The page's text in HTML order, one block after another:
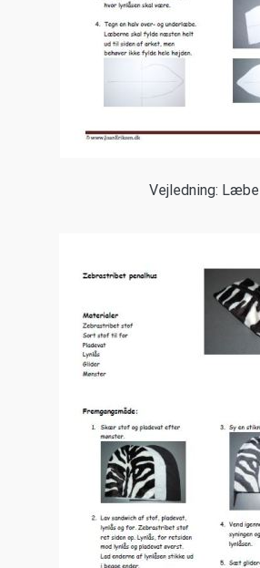
Vejledning: Læbe